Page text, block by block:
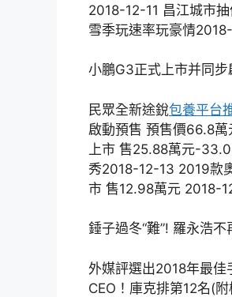
2018-12-11 昌江城市
雪季玩速率玩豪情
小鵬G3正式上市并同
民眾全新途銳包養平台
啟動預售 預售價66.8
上市 售25.88萬元-
秀2018-12-13 2019款
市 售12.98萬元 2018-
錘子過冬“難”! 羅永浩
外媒評選出2018年最
CEO！庫克排第12名(